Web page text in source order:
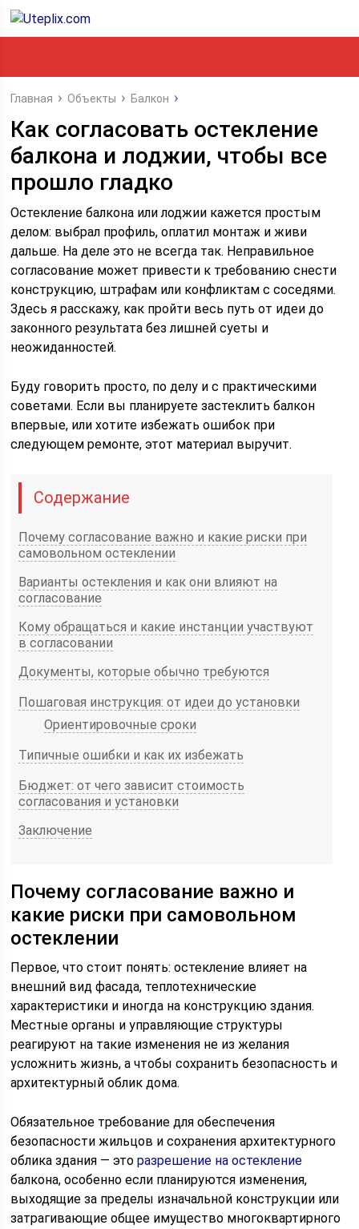
Главная Объекты Балкон
Как согласовать остекление
балкона и лоджии, чтобы все
прошло гладко
Остекление балкона или лоджии кажется простым
делом: выбрал профиль, оплатил монтаж и живи
дальше. На деле это не всегда так. Неправильное
согласование может привести к требованию снести
конструкцию, штрафам или конфликтам с соседями.
Здесь я расскажу, как пройти весь путь от идеи до
законного результата без лишней суеты и
неожиданностей.
Буду говорить просто, по делу и с практическими
советами. Если вы планируете застеклить балкон
впервые, или хотите избежать ошибок при
следующем ремонте, этот материал выручит.
Содержание
Почему согласование важно и какие риски при
самовольном остеклении
Варианты остекления и как они влияют на
согласование
Кому обращаться и какие инстанции участвуют
в согласовании
Документы, которые обычно требуются
Пошаговая инструкция: от идеи до установки
Ориентировочные сроки
Типичные ошибки и как их избежать
Бюджет: от чего зависит стоимость
согласования и установки
Заключение
Почему согласование важно и
какие риски при самовольном
остеклении
Первое, что стоит понять: остекление влияет на
внешний вид фасада, теплотехнические
характеристики и иногда на конструкцию здания.
Местные органы и управляющие структуры
реагируют на такие изменения не из желания
усложнить жизнь, а чтобы сохранить безопасность и
архитектурный облик дома.
Обязательное требование для обеспечения
безопасности жильцов и сохранения архитектурного
облика здания — эторазрешение на остекление
балкона, особенно если планируются изменения,
выходящие за пределы изначальной конструкции или
затрагивающие общее имущество многоквартирного